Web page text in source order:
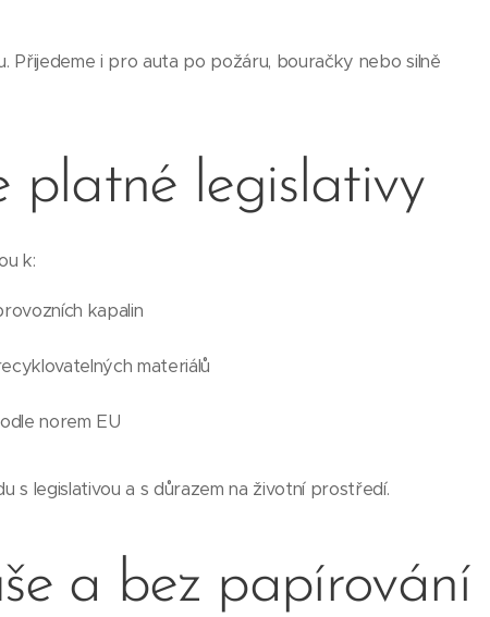
Přijedeme i pro auta po požáru, bouračky nebo silně
platné legislativy
k:
kapalin
materiálů
norem EU
s legislativou a s důrazem na životní prostředí.
a bez papírování